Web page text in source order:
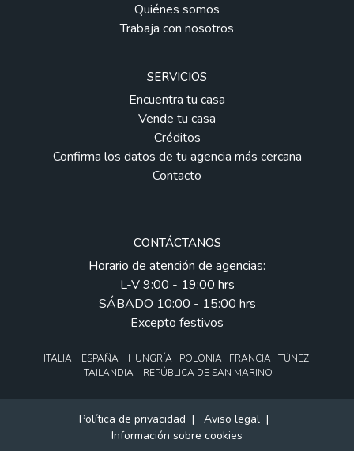
Quiénes somos
Trabaja con nosotros
SERVICIOS
Encuentra tu casa
Vende tu casa
Créditos
Confirma los datos de tu agencia más cercana
Contacto
CONTÁCTANOS
Horario de atención de agencias:
L-V 9:00 - 19:00 hrs
SÁBADO 10:00 - 15:00 hrs
Excepto festivos
ITALIA ESPAÑA HUNGRÍA POLONIA FRANCIA TÚNEZ
TAILANDIA REPÚBLICA DE SAN MARINO
Política de privacidad | Aviso legal |
Información sobre cookies